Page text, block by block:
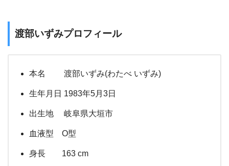
渡部いずみプロフィール
本名 渡部いずみ(わたべ いずみ)
生年月日 1983年5月3日
出生地 岐阜県大垣市
血液型 O型
身長 163 cm